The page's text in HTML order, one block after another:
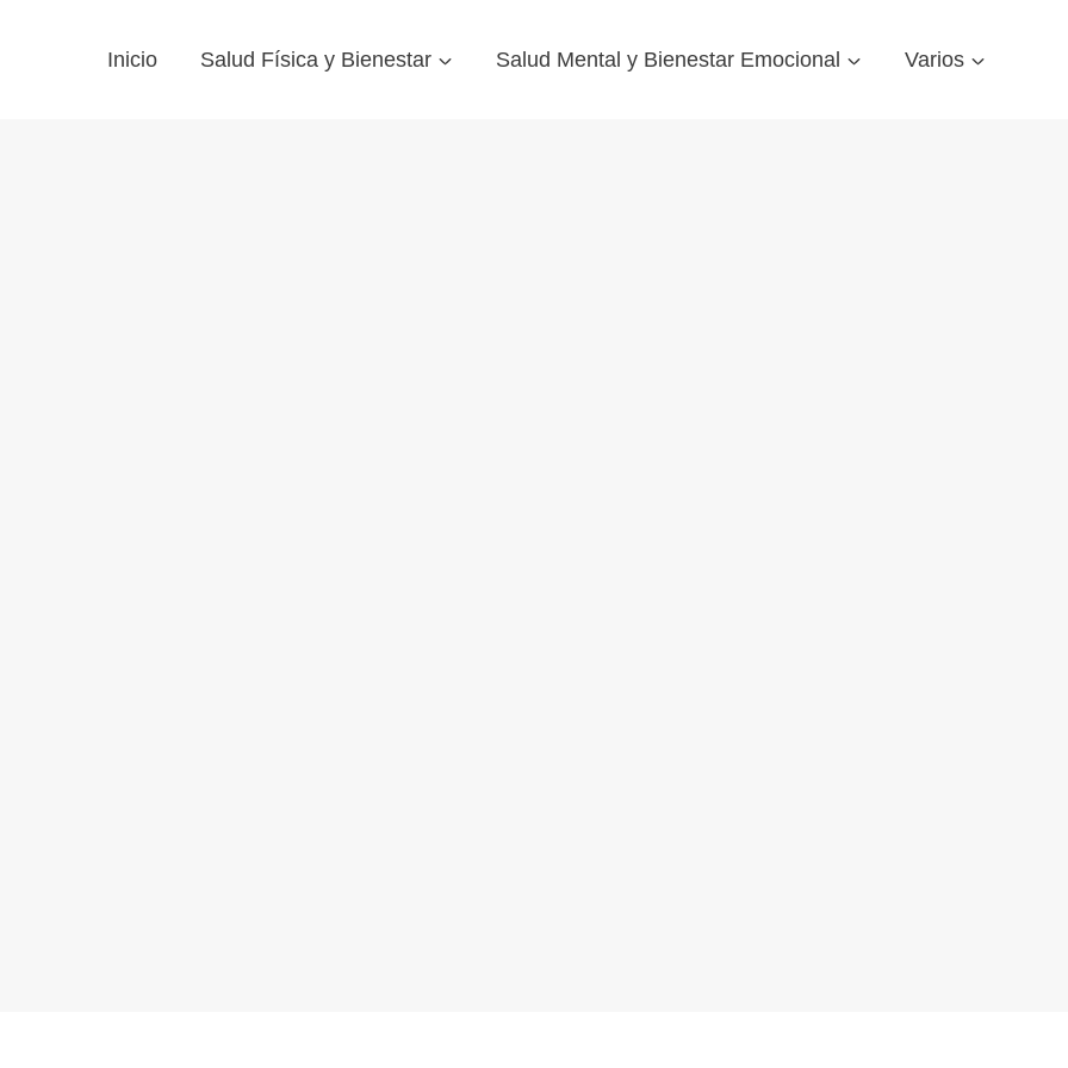
Inicio Salud Física y Bienestar Salud Mental y Bienestar Emocional Varios